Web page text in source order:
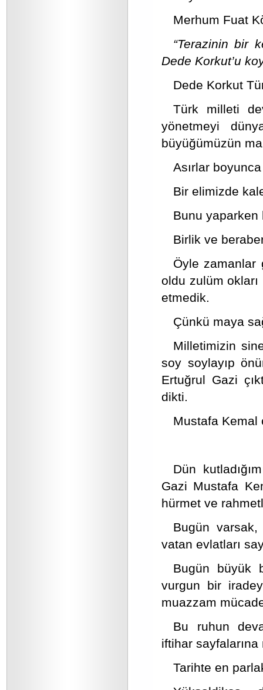
Merhum Fuat
“Terazinin bir
Dede Korkut’u
Dede Korkut
Türk milleti
yönetmeyi
büyüğümüzün
Asırlar
Bir elimizde
Bunu yaparken
Birlik ve
Öyle zamanlar
oldu zulüm
etmedik.
Çünkü maya
Milletimizin
soy soylayıp
Ertuğrul Gazi
dikti.
Mustafa Kemal
Dün
Gazi Mustafa
hürmet ve
Bugün varsak,
vatan evlatları
Bugün büyük
vurgun bir
muazzam
Bu ruhun
iftihar
Tarihte en